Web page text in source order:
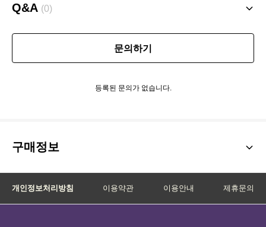
Q&A (0)
문의하기
등록된 문의가 없습니다.
구매정보
개인정보처리방침 이용약관 이용안내 제휴문의